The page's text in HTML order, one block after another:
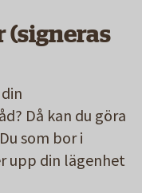
(signeras
Då kan du göra
som bor i
upp din lägenhet